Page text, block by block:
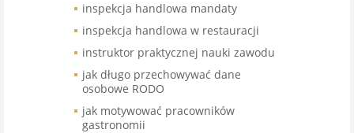
inspekcja handlowa mandaty
inspekcja handlowa w restauracji
instruktor praktycznej nauki zawodu
jak długo przechowywać dane
osobowe RODO
jak motywować pracowników
gastronomii